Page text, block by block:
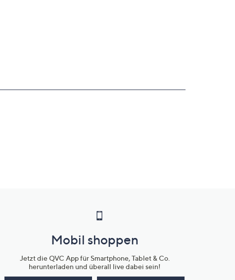
Mobil shoppen
Jetzt die QVC App für Smartphone, Tablet & Co.
herunterladen und überall live dabei sein!